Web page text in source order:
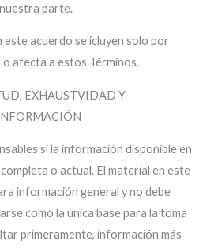
parte.
acuerdo se icluyen solo por
o afecta a estos Términos.
EXHAUSTVIDAD Y
si la información disponible en
o actual. El material en este
información general y no debe
como la única base para la toma
primeramente, información más